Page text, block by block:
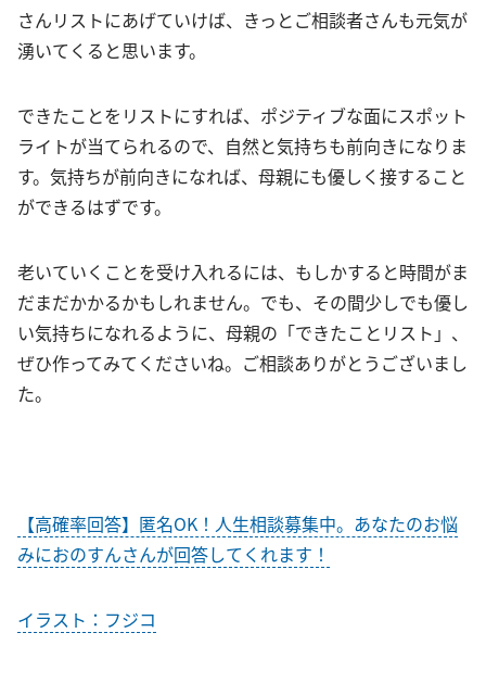
さんリストにあげていけば、きっとご相談者さんも元気が
湧いてくると思います。
できたことをリストにすれば、ポジティブな面にスポット
ライトが当てられるので、自然と気持ちも前向きになりま
す。気持ちが前向きになれば、母親にも優しく接すること
ができるはずです。
老いていくことを受け入れるには、もしかすると時間がま
だまだかかるかもしれません。でも、その間少しでも優し
い気持ちになれるように、母親の「できたことリスト」、
ぜひ作ってみてくださいね。ご相談ありがとうございまし
た。
【高確率回答】匿名OK！人生相談募集中。あなたのお悩
みにおのすんさんが回答してくれます！
イラスト：フジコ